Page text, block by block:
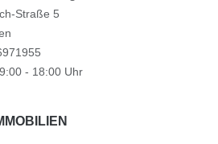
Straße 5
- 18:00 Uhr